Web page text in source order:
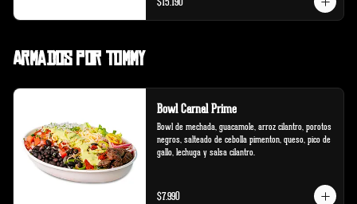
Armados por Tommy
Bowl Carnal Prime
Bowl de mechada, guacamole, arroz cilantro, porotos
negros, salteado de cebolla pimenton, queso, pico de
gallo, lechuga y salsa cilantro.
$7.990